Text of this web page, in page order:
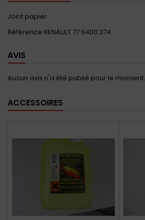
Joint papier
Référence RENAULT 77 0400 274
AVIS
Aucun avis n'a été publié pour le moment.
ACCESSOIRES